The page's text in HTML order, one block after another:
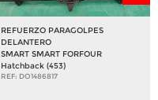
REFUERZO PARAGOLPES
DELANTERO
SMART SMART FORFOUR
Hatchback (453)
REF: DO1486817